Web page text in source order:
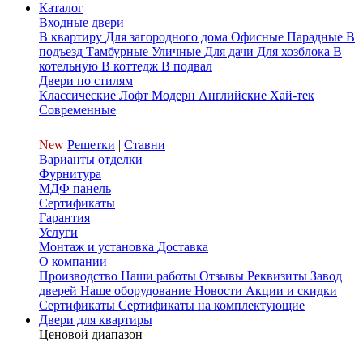
Каталог
Входные двери
В квартиру Для загородного дома Офисные Парадные В
подъезд Тамбурные Уличные Для дачи Для хозблока В
котельную В коттедж В подвал
Двери по стилям
Классические Лофт Модерн Английские Хай-тек
Современные
New Решетки | Ставни
Варианты отделки
Фурнитура
МДФ панель
Сертификаты
Гарантия
Услуги
Монтаж и установка Доставка
О компании
Производство Наши работы Отзывы Реквизиты Завод
дверей Наше оборудование Новости Акции и скидки
Сертификаты Сертификаты на комплектующие
Двери для квартиры
Ценовой диапазон